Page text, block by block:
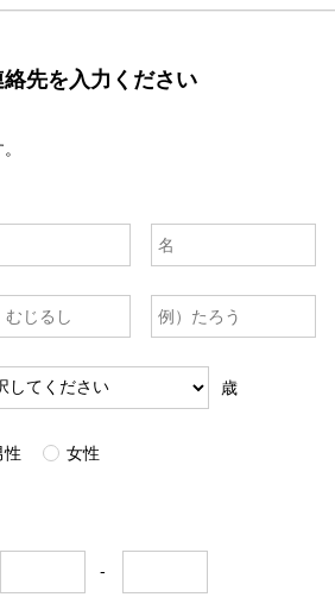
先を入力ください
歳
性 女性